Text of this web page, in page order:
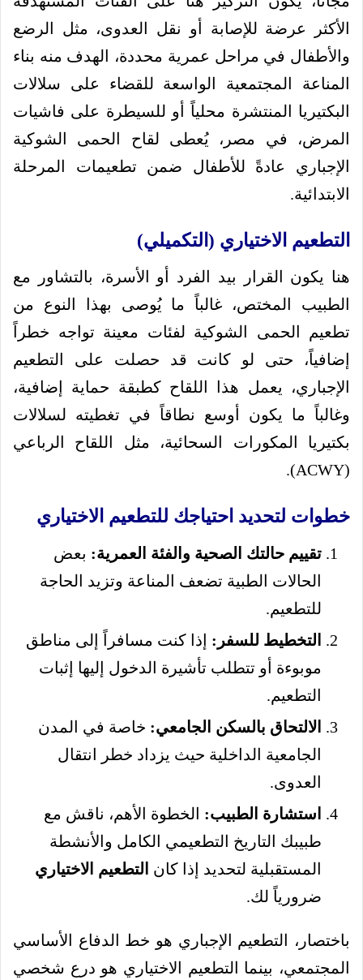
الأكثر عرضة للإصابة أو نقل العدوى، مثل الرضع
والأطفال في مراحل عمرية محددة، الهدف منه بناء
المناعة المجتمعية الواسعة للقضاء على سلالات
البكتيريا المنتشرة محلياً أو للسيطرة على فاشيات
المرض، في مصر، يُعطى لقاح الحمى الشوكية
الإجباري عادةً للأطفال ضمن تطعيمات المرحلة
الابتدائية.
التطعيم الاختياري (التكميلي)
هنا يكون القرار بيد الفرد أو الأسرة، بالتشاور مع
الطبيب المختص، غالباً ما يُوصى بهذا النوع من
تطعيم الحمى الشوكية لفئات معينة تواجه خطراً
إضافياً، حتى لو كانت قد حصلت على التطعيم
الإجباري، يعمل هذا اللقاح كطبقة حماية إضافية،
وغالباً ما يكون أوسع نطاقاً في تغطيته لسلالات
بكتيريا المكورات السحائية، مثل اللقاح الرباعي
(ACWY).
خطوات لتحديد احتياجك للتطعيم الاختياري
تقييم حالتك الصحية والفئة العمرية: بعض
الحالات الطبية تضعف المناعة وتزيد الحاجة
للتطعيم.
التخطيط للسفر: إذا كنت مسافراً إلى مناطق
موبوءة أو تتطلب تأشيرة الدخول إليها إثبات
التطعيم.
الالتحاق بالسكن الجامعي: خاصة في المدن
الجامعية الداخلية حيث يزداد خطر انتقال
العدوى.
استشارة الطبيب: الخطوة الأهم، ناقش مع
طبيبك التاريخ التطعيمي الكامل والأنشطة
المستقبلية لتحديد إذا كان التطعيم الاختياري
ضرورياً لك.
باختصار، التطعيم الإجباري هو خط الدفاع الأساسي
المجتمعي، بينما التطعيم الاختياري هو درع شخصي